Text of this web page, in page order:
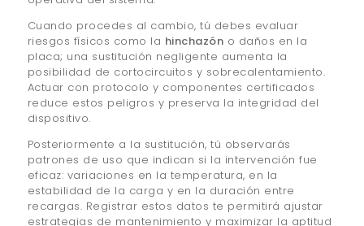
Cuando procedes al cambio, tú debes evaluar
riesgos físicos como la hinchazón o daños en la
placa; una sustitución negligente aumenta la
posibilidad de cortocircuitos y sobrecalentamiento.
Actuar con protocolo y componentes certificados
reduce estos peligros y preserva la integridad del
dispositivo.
Posteriormente a la sustitución, tú observarás
patrones de uso que indican si la intervención fue
eficaz: variaciones en la temperatura, en la
estabilidad de la carga y en la duración entre
recargas. Registrar estos datos te permitirá ajustar
estrategias de mantenimiento y maximizar la aptitud